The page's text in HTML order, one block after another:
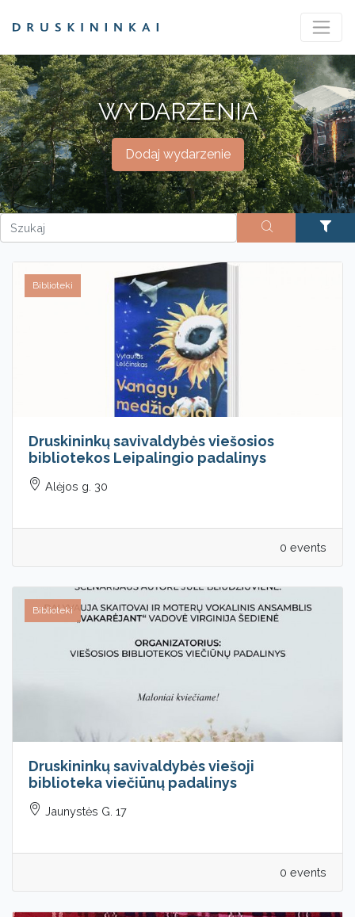
WYDARZENIA
Dodaj wydarzenie
Biblioteki
Druskininkų savivaldybės viešosios
bibliotekos Leipalingio padalinys
Alėjos g. 30
0 events
Biblioteki
Druskininkų savivaldybės viešoji
biblioteka viečiūnų padalinys
Jaunystės G. 17
0 events